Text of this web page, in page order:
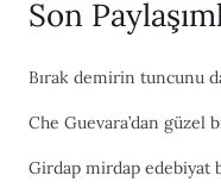
Son
Bırak demirin tuncunu
Che Guevara’dan güzel
Girdap mirdap edebiyat